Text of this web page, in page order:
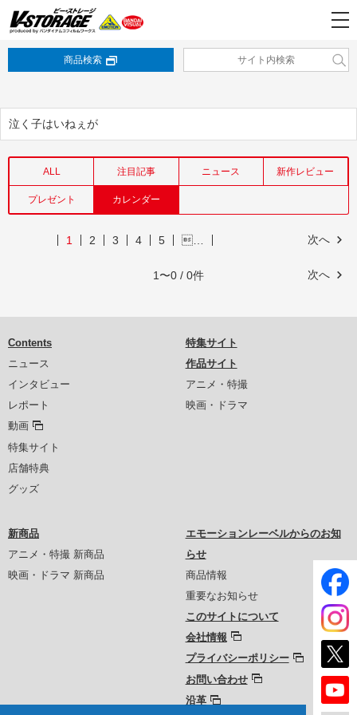
商品検索
泣く子はいねぇが
ALL 注目記事 ニュース 新作レビュー
プレゼント カレンダー
次へ
1 2 3 4 5 …
次へ
1〜0 / 0件
Contents
ニュース
インタビュー
レポート
動画
特集サイト
店舗特典
グッズ
特集サイト
作品サイト
アニメ・特撮
映画・ドラマ
新商品
アニメ・特撮 新商品
映画・ドラマ 新商品
エモーションレーベルからのお知
らせ
商品情報
重要なお知らせ
このサイトについて
会社情報
プライバシーポリシー
お問い合わせ
沿革